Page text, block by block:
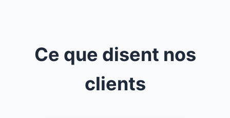
Ce que disent nos
clients